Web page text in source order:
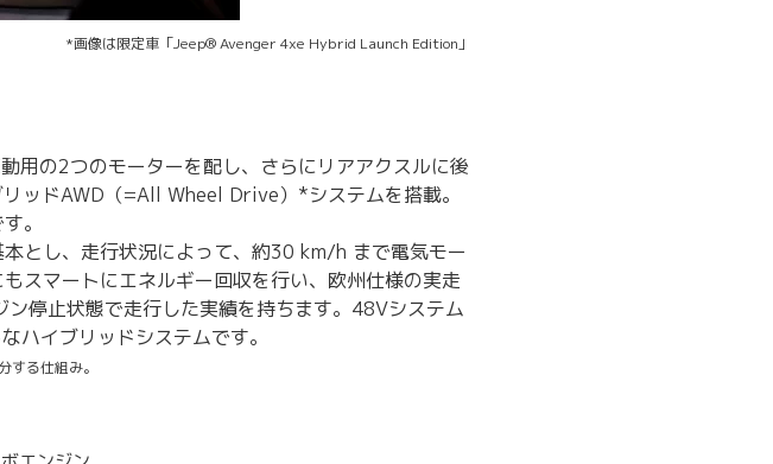
*画像は限定車「Jeep® Avenger 4xe Hybrid Launch Edition」
用の2つのモーターを配し、さらにリアアクスルに後
ッドAWD（=All Wheel Drive）*システムを搭載。
。
とし、走行状況によって、約30 km/h まで電気モー
スマートにエネルギー回収を行い、欧州仕様の実走
停止状態で走行した実績を持ちます。48Vシステム
ハイブリッドシステムです。
る仕組み。